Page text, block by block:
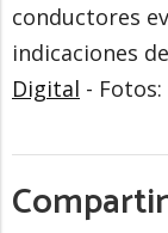
conductores
indicaciones
Digital -